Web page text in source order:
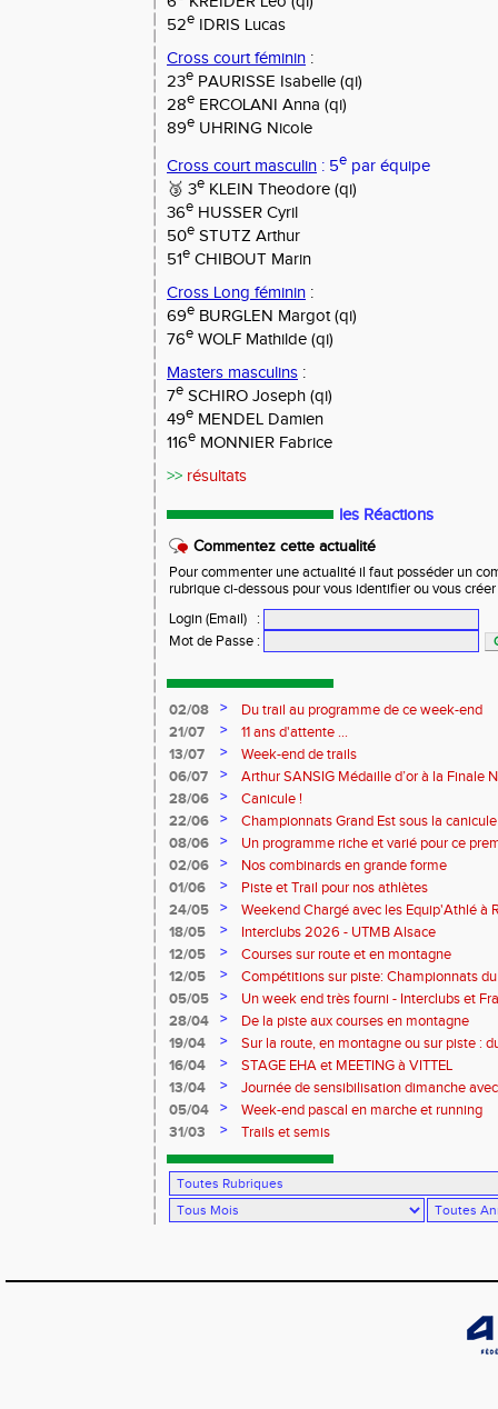
52e IDRIS Lucas
Cross court féminin :
23e PAURISSE Isabelle (qi)
28e ERCOLANI Anna (qi)
89e UHRING Nicole
Cross court masculin : 5e par équipe
🥉 3e KLEIN Theodore (qi)
36e HUSSER Cyril
50e STUTZ Arthur
51e CHIBOUT Marin
Cross Long féminin :
69e BURGLEN Margot (qi)
76e WOLF Mathilde (qi)
Masters masculins :
7e SCHIRO Joseph (qi)
49e MENDEL Damien
116e MONNIER Fabrice
>> résultats
les Réactions
Commentez cette actualité
Pour commenter une actualité il faut posséder un
rubrique ci-dessous pour vous identifier ou vous
Login (Email)
:
Mot de Passe :
02/08 >
Du trail au programme de ce week-end
21/07
>
11 ans d'attente ...
13/07
>
Week-end de trails
06/07
>
Arthur SANSIG Médaille d’or à la Finale
à Dreux.
28/06 >
Canicule !
22/06
>
Championnats Grand Est sous la canicule
08/06
>
Un programme riche et varié pour ce
02/06
>
Nos combinards en grande forme
01/06
>
Piste et Trail pour nos athlètes
24/05
>
Weekend Chargé avec les Equip'Athlé à
à Reims pour les Benjamins
18/05 >
Interclubs 2026 - UTMB Alsace
12/05
>
Courses sur route et en montagne
12/05
>
Compétitions sur piste: Championnats
équip'athlé U14-U16
05/05 >
Un week end très fourni - Interclubs et
menu !
28/04 >
De la piste aux courses en montagne
19/04
>
Sur la route, en montagne ou sur piste :
Charlottesville en passant par le
16/04 >
STAGE EHA et MEETING à VITTEL
13/04
>
Journée de sensibilisation dimanche
l'association vivre avec Parkinson
05/04 >
Week-end pascal en marche et running
31/03
> Trails et semis